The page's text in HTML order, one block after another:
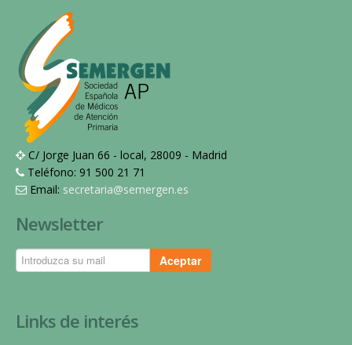
C/ Jorge Juan 66 - local, 28009 - Madrid
Teléfono: 91 500 21 71
Email: secretaria@semergen.es
Newsletter
Aceptar
Links de interés